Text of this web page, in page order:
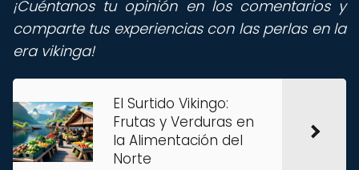
¡Cuéntanos tu opinión en los comentarios y
comparte tus experiencias con las perlas en la
era vikinga!
El Surtido Vikingo:
Frutas y Verduras en
la Alimentación del
Norte